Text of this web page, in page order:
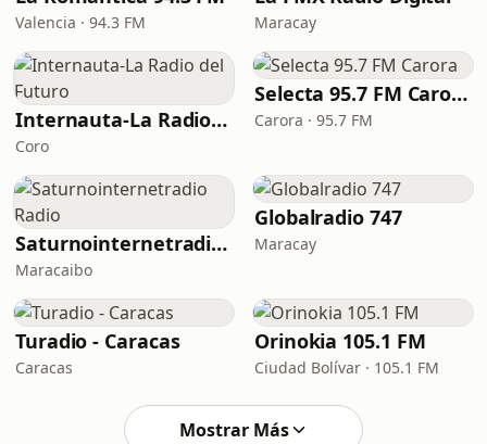
Valencia · 94.3 FM Maracay
Internauta-La Radio del Futuro
Coro
Selecta 95.7 FM Carora
Carora · 95.7 FM
Saturnointernetradio Radio
Maracaibo
Globalradio 747
Maracay
Turadio - Caracas
Caracas
Orinokia 105.1 FM
Ciudad Bolívar · 105.1 FM
Mostrar Más